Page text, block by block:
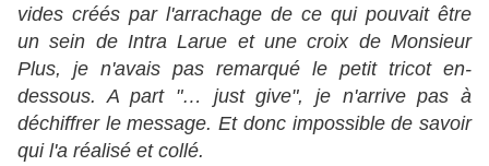
vides créés par l'arrachage de ce qui pouvait être
un sein de Intra Larue et une croix de Monsieur
Plus, je n'avais pas remarqué le petit tricot en-
dessous. A part "… just give", je n'arrive pas à
déchiffrer le message. Et donc impossible de savoir
qui l'a réalisé et collé.